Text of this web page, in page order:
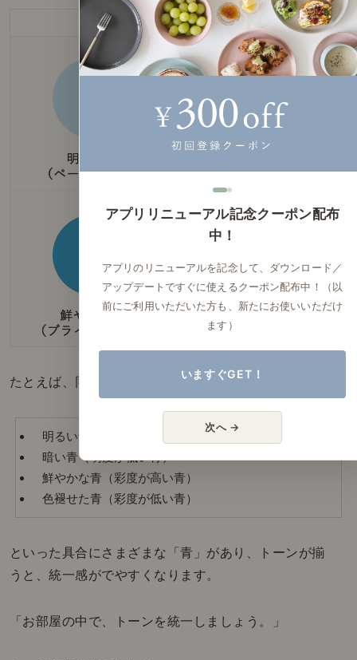
たとえば、同じ「青」であっても、
明るい青（明度が高い青）
暗い青（明度が低い青）
鮮やかな青（彩度が高い青）
色褪せた青（彩度が低い青）
といった具合にさまざまな「青」があり、トーンが揃
うと、統一感がでやすくなります。
「お部屋の中で、トーンを統一しましょう。」
アプリリニューアル記念クーポン配布
中！
アプリのリニューアルを記念して、ダウンロード／
アップデートですぐに使えるクーポン配布中！（以
前にご利用いただいた方も、新たにお使いいただけ
ます）
いますぐGET！
次へ →